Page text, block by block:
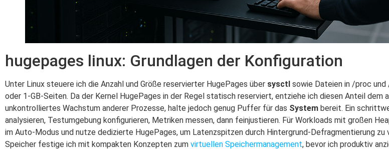
hugepages linux: Grundlagen der Konfiguration
Unter Linux steuere ich die Anzahl und Größe reservierter HugePages über sysctl sowie Dateien in /proc und
oder 1‑GB‑Seiten. Da der Kernel HugePages in der Regel statisch reserviert, entziehe ich diesen Anteil dem
unkontrolliertes Wachstum anderer Prozesse, halte jedoch genug Puffer für das System bereit. Ein
analysieren, Testumgebung konfigurieren, Metriken messen, dann feinjustieren. Für Workloads mit großen
im Auto‑Modus und nutze dedizierte HugePages, um Latenzspitzen durch Hintergrund‑Defragmentierung
Speicher festige ich mit kompakten Konzepten zum virtuellen Speichermanagement, bevor ich produktiv